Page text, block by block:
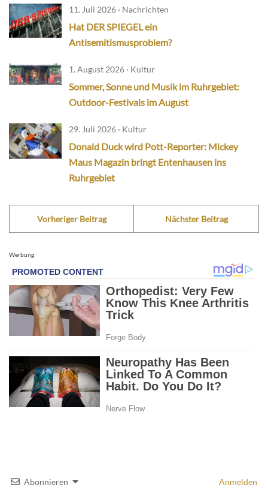
11. Juli 2026 · Nachrichten
Hat DER SPIEGEL ein
Antisemitismusproblem?
1. August 2026 · Kultur
Sommer, Sonne und Musik im Ruhrgebiet:
Outdoor-Festivals im August
29. Juli 2026 · Kultur
Donald Duck wird Pott-Reporter: Mickey
Maus Magazin bringt Entenhausen ins
Ruhrgebiet
Vorheriger Beitrag Nächster Beitrag
Werbung
Abonnieren Anmelden